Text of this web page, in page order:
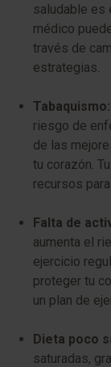
saludable es
médico
través de
estrategias.
Tabaquismo:
riesgo de
de las
tu corazón.
recursos
Falta de
aumenta el
ejercicio
proteger tu
un plan de
Dieta poco
saturadas,